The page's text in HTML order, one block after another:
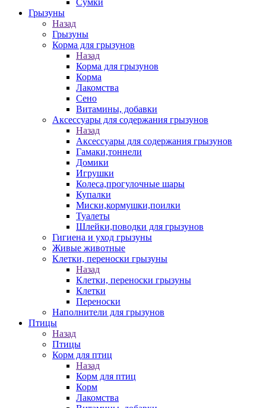
Сумки
Грызуны
Назад
Грызуны
Корма для грызунов
Назад
Корма для грызунов
Корма
Лакомства
Сено
Витамины, добавки
Аксессуары для содержания грызунов
Назад
Аксессуары для содержания грызунов
Гамаки,тоннели
Домики
Игрушки
Колеса,прогулочные шары
Купалки
Миски,кормушки,поилки
Туалеты
Шлейки,поводки для грызунов
Гигиена и уход грызуны
Живые животные
Клетки, переноски грызуны
Назад
Клетки, переноски грызуны
Клетки
Переноски
Наполнители для грызунов
Птицы
Назад
Птицы
Корм для птиц
Назад
Корм для птиц
Корм
Лакомства